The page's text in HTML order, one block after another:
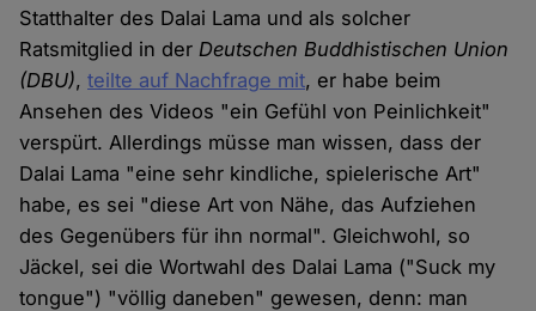
Statthalter des Dalai Lama und als solcher
Ratsmitglied in der Deutschen Buddhistischen Union
(DBU),teilte auf Nachfrage mit, er habe beim
Ansehen des Videos "ein Gefühl von Peinlichkeit"
verspürt. Allerdings müsse man wissen, dass der
Dalai Lama "eine sehr kindliche, spielerische Art"
habe, es sei "diese Art von Nähe, das Aufziehen
des Gegenübers für ihn normal". Gleichwohl, so
Jäckel, sei die Wortwahl des Dalai Lama ("Suck my
tongue") "völlig daneben" gewesen, denn: man